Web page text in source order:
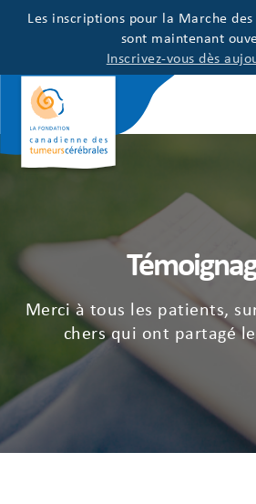
Les inscriptions pour la Marche
sont maintenant
Inscrivez-vous dès
Merci à tous les patients,
chers qui ont partagé